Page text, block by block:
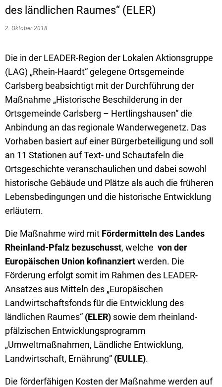
des ländlichen Raumes“ (ELER)
2. Oktober 2018
Die in der LEADER-Region der Lokalen Aktionsgruppe
(LAG) „Rhein-Haardt“ gelegene Ortsgemeinde
Carlsberg beabsichtigt mit der Durchführung der
Maßnahme „Historische Beschilderung in der
Ortsgemeinde Carlsberg – Hertlingshausen“ die
Anbindung an das regionale Wanderwegenetz. Das
Vorhaben basiert auf einer Bürgerbeteiligung und soll
an 11 Stationen auf Text- und Schautafeln die
Ortsgeschichte veranschaulichen und dabei sowohl
historische Gebäude und Plätze als auch die früheren
Lebensbedingungen und die historische Entwicklung
erläutern.
Die Maßnahme wird mit Fördermitteln des Landes
Rheinland-Pfalz bezuschusst, welche von der
Europäischen Union kofinanziertwerden. Die
Förderung erfolgt somit im Rahmen des LEADER-
Ansatzes aus Mitteln des „Europäischen
Landwirtschaftsfonds für die Entwicklung des
ländlichen Raumes“ (ELER) sowie dem rheinland-
pfälzischen Entwicklungsprogramm
„Umweltmaßnahmen, Ländliche Entwicklung,
Landwirtschaft, Ernährung“ (EULLE).
Die förderfähigen Kosten der Maßnahme werden auf